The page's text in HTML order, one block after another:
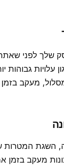
שלך לפני
גבוהות
מעקב
השגת המטרות
מעקב בזמן